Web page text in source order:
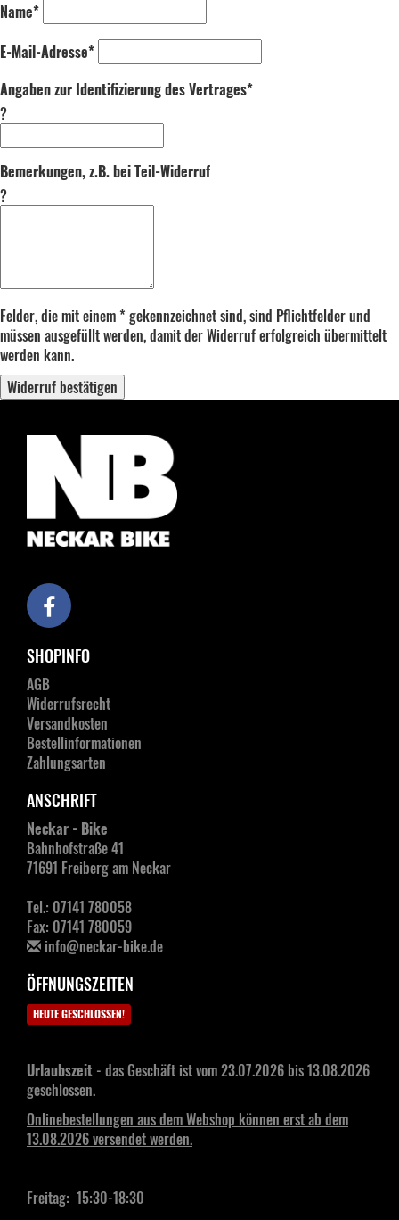
Name*
E-Mail-Adresse*
Angaben zur Identifizierung des Vertrages*
?
Bemerkungen, z.B. bei Teil-Widerruf
?
Felder, die mit einem * gekennzeichnet sind, sind Pflichtfelder und
müssen ausgefüllt werden, damit der Widerruf erfolgreich übermittelt
werden kann.
Widerruf bestätigen
SHOPINFO
AGB
Widerrufsrecht
Versandkosten
Bestellinformationen
Zahlungsarten
ANSCHRIFT
Neckar - Bike
Bahnhofstraße 41
71691 Freiberg am Neckar
Tel.: 07141 780058
Fax: 07141 780059
info@neckar-bike.de
ÖFFNUNGSZEITEN
HEUTE GESCHLOSSEN!
Urlaubszeit - das Geschäft ist vom 23.07.2026 bis 13.08.2026
geschlossen.
Onlinebestellungen aus dem Webshop können erst ab dem
13.08.2026 versendet werden.
Freitag: 15:30-18:30